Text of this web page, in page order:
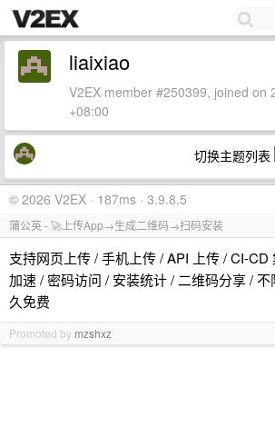
liaixiao
V2EX member #250399, joined on
+08:00
切换主题列表
© 2026 V2EX · 187ms · 3.9.8.5
蒲公英 - 🚀上传App→生成二维码→扫码安装
支持网页上传 / 手机上传 / API 上传 / CI-CD
加速 / 密码访问 / 安装统计 / 二维码分享 /
久免费
Promoted by mzshxz